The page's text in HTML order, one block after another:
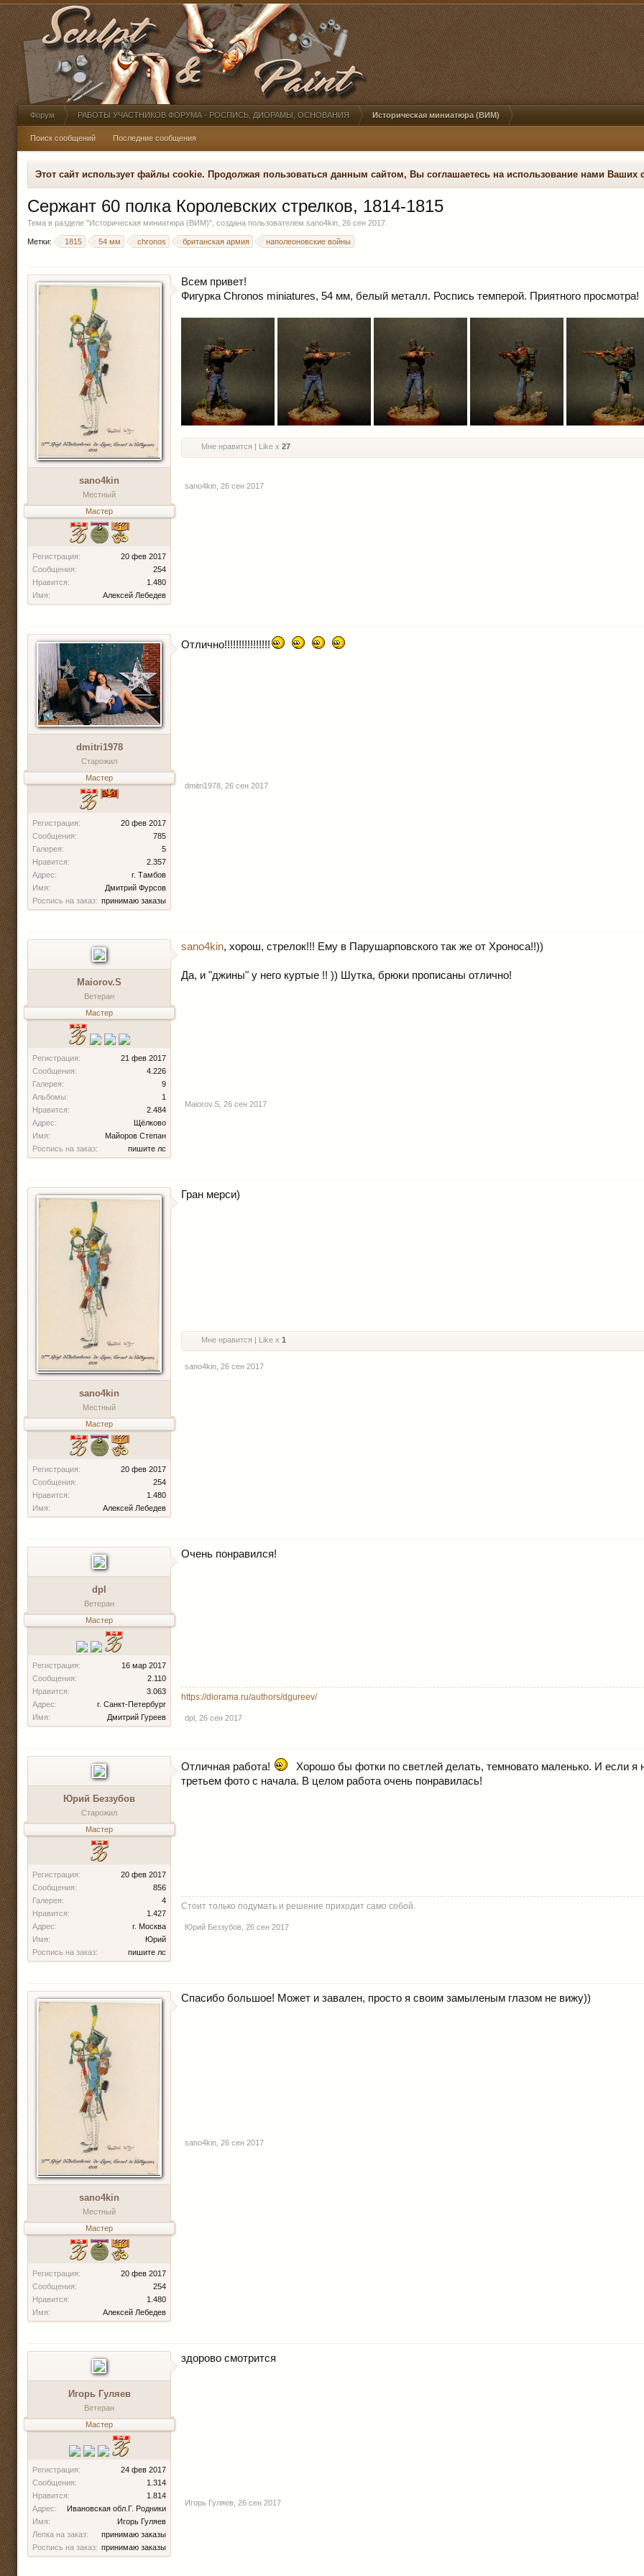
Форум РАБОТЫ УЧАСТНИКОВ ФОРУМА - РОСПИСЬ, ДИОРАМЫ, ОСНОВАНИЯ Историческая миниатюра (ВИМ)
Поиск сообщений Последние сообщения
Этот сайт использует файлы cookie. Продолжая пользоваться данным сайтом, Вы соглашаетесь на использование нами
Сержант 60 полка Королевских стрелков, 1814-1815
Тема в разделе "Историческая миниатюра (ВИМ)", создана пользователем sano4kin 26 сен 2017
Метки: 1815 54 мм chronos британская армия наполеоновские войны
sano4kin
Местный
Мастер
Регистрация:
20 фев 2017
Сообщения:
254
Нравится:
1.480
Имя:
Алексей Лебедев
Всем привет!
Фигурка Chronos miniatures, 54 мм, белый металл. Роспись темперой. Приятного просмотра!
Мне нравится | Like x 27
sano4kin 26 сен 2017
dmitri1978
Старожил
Мастер
Регистрация:
20 фев 2017
Сообщения:
785
Галерея:
5
Нравится:
2.357
Адрес:
г. Тамбов
Имя:
Дмитрий Фурсов
Роспись на заказ: принимаю заказы
Отлично!!!!!!!!!!!!!!!!
dmitri1978, 26 сен 2017
Maiorov.S
Ветеран
Мастер
Регистрация:
21 фев 2017
Сообщения:
4.226
Галерея:
9
Альбомы:
1
Нравится:
2.484
Адрес:
Щёлково
Имя:
Майоров Степан
Роспись на заказ:
пишите лс
sano4kin, хорош, стрелок!!! Ему в Парушарповского так же от Хроноса!!))
Да, и "джины" у него куртые !! )) Шутка, брюки прописаны отлично!
Maiorov.S 26 сен 2017
sano4kin
Местный
Мастер
Регистрация:
20 фев 2017
Сообщения:
254
Нравится:
1.480
Имя:
Алексей Лебедев
Гран мерси)
Мне нравится | Like x 1
sano4kin 26 сен 2017
dpl
Ветеран
Мастер
Регистрация:
16 мар 2017
Сообщения:
2.110
Нравится:
3.063
Адрес:
г. Санкт-Петербург
Имя:
Дмитрий Гуреев
Очень понравился!
https://diorama.ru/authors/dgureev/
dpl 26 сен 2017
Юрий Беззубов
Старожил
Мастер
Регистрация:
20 фев 2017
Сообщения:
856
Галерея:
4
Нравится:
1.427
Адрес:
г. Москва
Имя:
Юрий
Роспись на заказ:
пишите лс
Отличная работа!
Хорошо бы фотки по светлей делать, темновато маленько. И если я
третьем фото с начала. В целом работа очень понравилась!
Стоит только подумать и решение приходит само собой.
Юрий Беззубов 26 сен 2017
sano4kin
Местный
Мастер
Регистрация:
20 фев 2017
Сообщения:
254
Нравится:
1.480
Имя:
Алексей Лебедев
Спасибо большое! Может и завален, просто я своим замыленым глазом не вижу))
sano4kin 26 сен 2017
Игорь Гуляев
Ветеран
Мастер
Регистрация:
24 фев 2017
Сообщения:
1.314
Нравится:
1.814
Адрес:
Ивановская обл.Г. Родники
Имя:
Игорь Гуляев
Лепка на заказ:
принимаю заказы
Роспись на заказ: принимаю заказы
здорово смотрится
Игорь Гуляев 26 сен 2017